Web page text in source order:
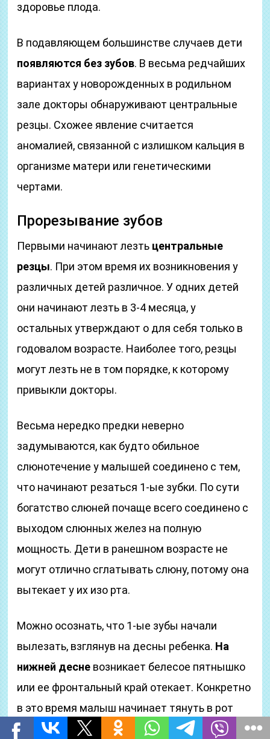
здоровье плода.
В подавляющем большинстве случаев дети
появляются без зубов. В весьма редчайших
вариантах у новорожденных в родильном
зале докторы обнаруживают центральные
резцы. Схожее явление считается
аномалией, связанной с излишком кальция в
организме матери или генетическими
чертами.
Прорезывание зубов
Первыми начинают лезть центральные
резцы. При этом время их возникновения у
различных детей различное. У одних детей
они начинают лезть в 3-4 месяца, у
остальных утверждают о для себя только в
годовалом возрасте. Наиболее того, резцы
могут лезть не в том порядке, к которому
привыкли докторы.
Весьма нередко предки неверно
задумываются, как будто обильное
слюнотечение у малышей соединено с тем,
что начинают резаться 1-ые зубки. По сути
богатство слюней почаще всего соединено с
выходом слюнных желез на полную
мощность. Дети в ранешном возрасте не
могут отлично сглатывать слюну, потому она
вытекает у их изо рта.
Можно осознать, что 1-ые зубы начали
вылезать, взглянув на десны ребенка. На
нижней десне возникает белесое пятнышко
или ее фронтальный край отекает. Конкретно
в это время малыш начинает тянуть в рот
все попорядку. У него возникает желание